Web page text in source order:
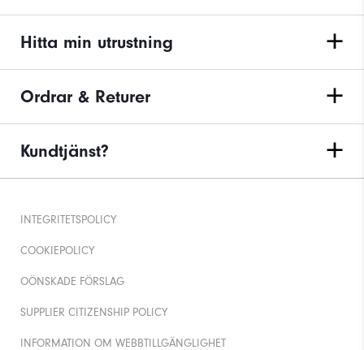
Hitta min utrustning
Ordrar & Returer
Kundtjänst?
INTEGRITETSPOLICY
COOKIEPOLICY
OÖNSKADE FÖRSLAG
SUPPLIER CITIZENSHIP POLICY
INFORMATION OM WEBBTILLGÄNGLIGHET